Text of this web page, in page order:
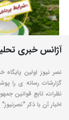
آژانس خبری
نصر نیوز اولین
گزارشات رسانه ی را
نظرات، تابع قوانین
اخبار آن با ذکر